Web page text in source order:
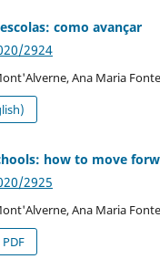
como avançar
2924
Ana Maria
how to move
2925
Ana Maria
PDF